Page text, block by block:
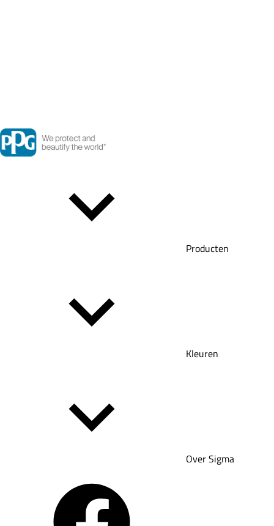
Producten
Kleuren
Over Sigma